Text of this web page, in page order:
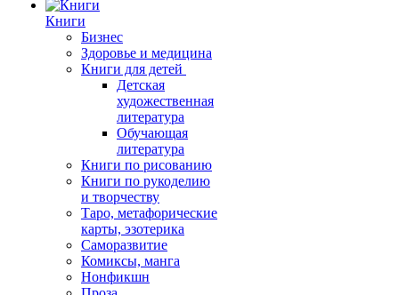
Книги
Бизнес
Здоровье и медицина
Книги для детей
Детская
художественная
литература
Обучающая
литература
Книги по рисованию
Книги по рукоделию
и творчеству
Таро, метафорические
карты, эзотерика
Саморазвитие
Комиксы, манга
Нонфикшн